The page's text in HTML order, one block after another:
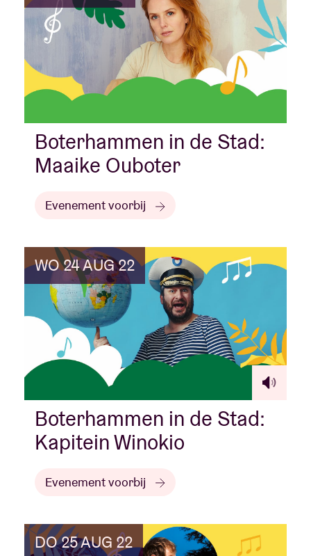
Boterhammen in de Stad:
Maaike Ouboter
Evenement voorbij
WO 24 AUG 22
Boterhammen in de Stad:
Kapitein Winokio
Evenement voorbij
DO 25 AUG 22